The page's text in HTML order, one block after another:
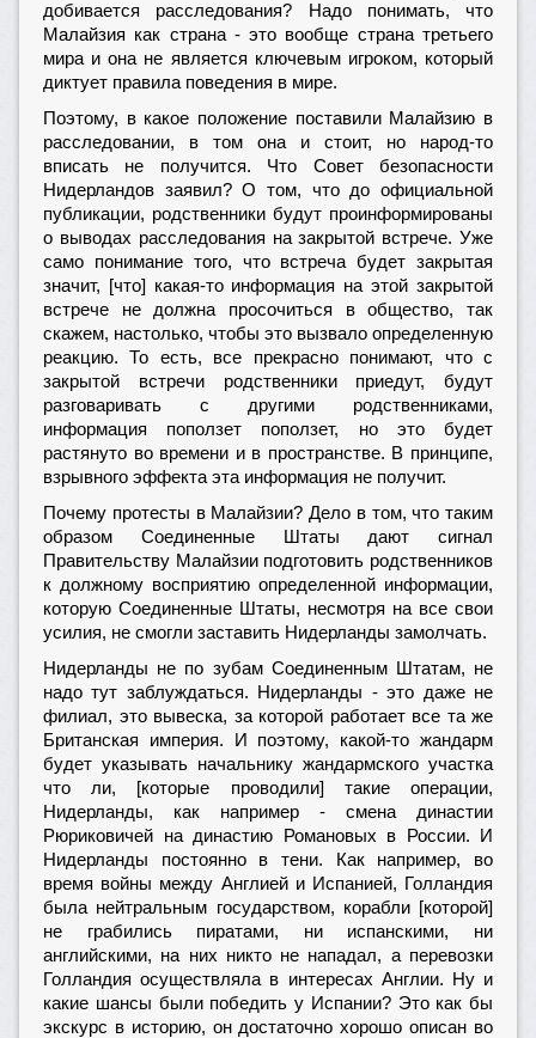
добивается расследования? Надо понимать, что
Малайзия как страна - это вообще страна третьего
мира и она не является ключевым игроком, который
диктует правила поведения в мире.
Поэтому, в какое положение поставили Малайзию в
расследовании, в том она и стоит, но народ-то
вписать не получится. Что Совет безопасности
Нидерландов заявил? О том, что до официальной
публикации, родственники будут проинформированы
о выводах расследования на закрытой встрече. Уже
само понимание того, что встреча будет закрытая
значит, [что] какая-то информация на этой закрытой
встрече не должна просочиться в общество, так
скажем, настолько, чтобы это вызвало определенную
реакцию. То есть, все прекрасно понимают, что с
закрытой встречи родственники приедут, будут
разговаривать с другими родственниками,
информация поползет поползет, но это будет
растянуто во времени и в пространстве. В принципе,
взрывного эффекта эта информация не получит.
Почему протесты в Малайзии? Дело в том, что таким
образом Соединенные Штаты дают сигнал
Правительству Малайзии подготовить родственников
к должному восприятию определенной информации,
которую Соединенные Штаты, несмотря на все свои
усилия, не смогли заставить Нидерланды замолчать.
Нидерланды не по зубам Соединенным Штатам, не
надо тут заблуждаться. Нидерланды - это даже не
филиал, это вывеска, за которой работает все та же
Британская империя. И поэтому, какой-то жандарм
будет указывать начальнику жандармского участка
что ли, [которые проводили] такие операции,
Нидерланды, как например - смена династии
Рюриковичей на династию Романовых в России. И
Нидерланды постоянно в тени. Как например, во
время войны между Англией и Испанией, Голландия
была нейтральным государством, корабли [которой]
не грабились пиратами, ни испанскими, ни
английскими, на них никто не нападал, а перевозки
Голландия осуществляла в интересах Англии. Ну и
какие шансы были победить у Испании? Это как бы
экскурс в историю, он достаточно хорошо описан во